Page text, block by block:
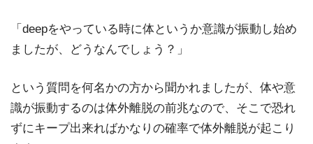
「deepをやっている時に体というか意識が振動し始め
ましたが、どうなんでしょう？」
という質問を何名かの方から聞かれましたが、体や意
識が振動するのは体外離脱の前兆なので、そこで恐れ
ずにキープ出来ればかなりの確率で体外離脱が起こり